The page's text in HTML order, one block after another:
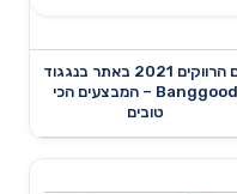
יום הרווקים 2021 באתר בנגגוד
Banggood – המבצעים הכי
טובים